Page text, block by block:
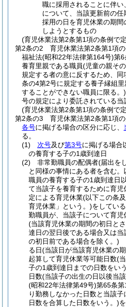
職に採用されることに伴
について、当該更新前の
採用の日を育児休業の期
しようとするもの
(育児休業法第2条第1項の条例で
第2条の2
育児休業法第2条第1項
福祉法(昭和22年法律第164号)第6
養育里親である職員(児童の親そ
規定する者の意に反するため、
条の4第2号に規定する養子縁組
することができない職員に限る。)
号の規定により委託されている当
(育児休業法第2条第1項の条例で
第2条の3
育児休業法第2条第1項の
各号に掲げる場合の区分に応じ、
る。
(1)
次号及び第3号に掲げる場
の養育する子の1歳到達日
(2)
非常勤職員の配偶者(届出を
と同様の事情にある者を含む。
職員の養育する子の1歳到達日
て当該子を養育するために育児
定による育児休業(以下この条
育児休業」という。)をしてい
勤職員が、当該子について育
(当該育児休業の期間の初日と
達日の翌日後である場合又は当
の初日前である場合を除く。)
る日(当該日が当該育児休業の
起算して育児休業等可能日数(
子の1歳到達日までの日数をい
日数(当該子の出生の日以後当
(昭和22年法律第49号)第65条第
り勤務しなかった日数と当該
日数を合算した日数をいう。)